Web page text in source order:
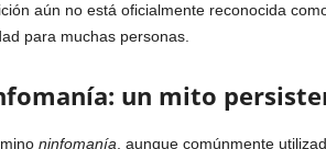
aún no está oficialmente reconocida
para muchas personas.
un mito
ninfomanía , aunque comúnmente